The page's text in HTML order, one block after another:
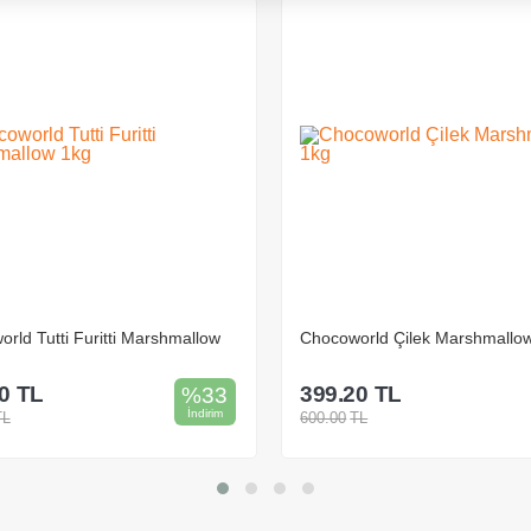
Çilek Marshmallow 1kg
%33
İndirim
TL
Chocoworld Şeftali
399.20 TL
600.00 TL